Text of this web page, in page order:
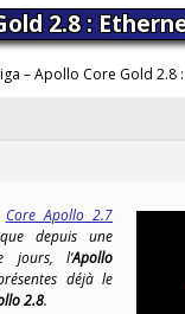
2.8 :
– Apollo Core Gold 2.8 :
Core Apollo 2.7
depuis une
jours, l’Apollo
déjà le
2.8.